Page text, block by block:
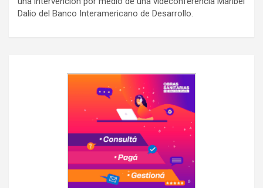
Dalio del Banco Interamericano de Desarrollo.